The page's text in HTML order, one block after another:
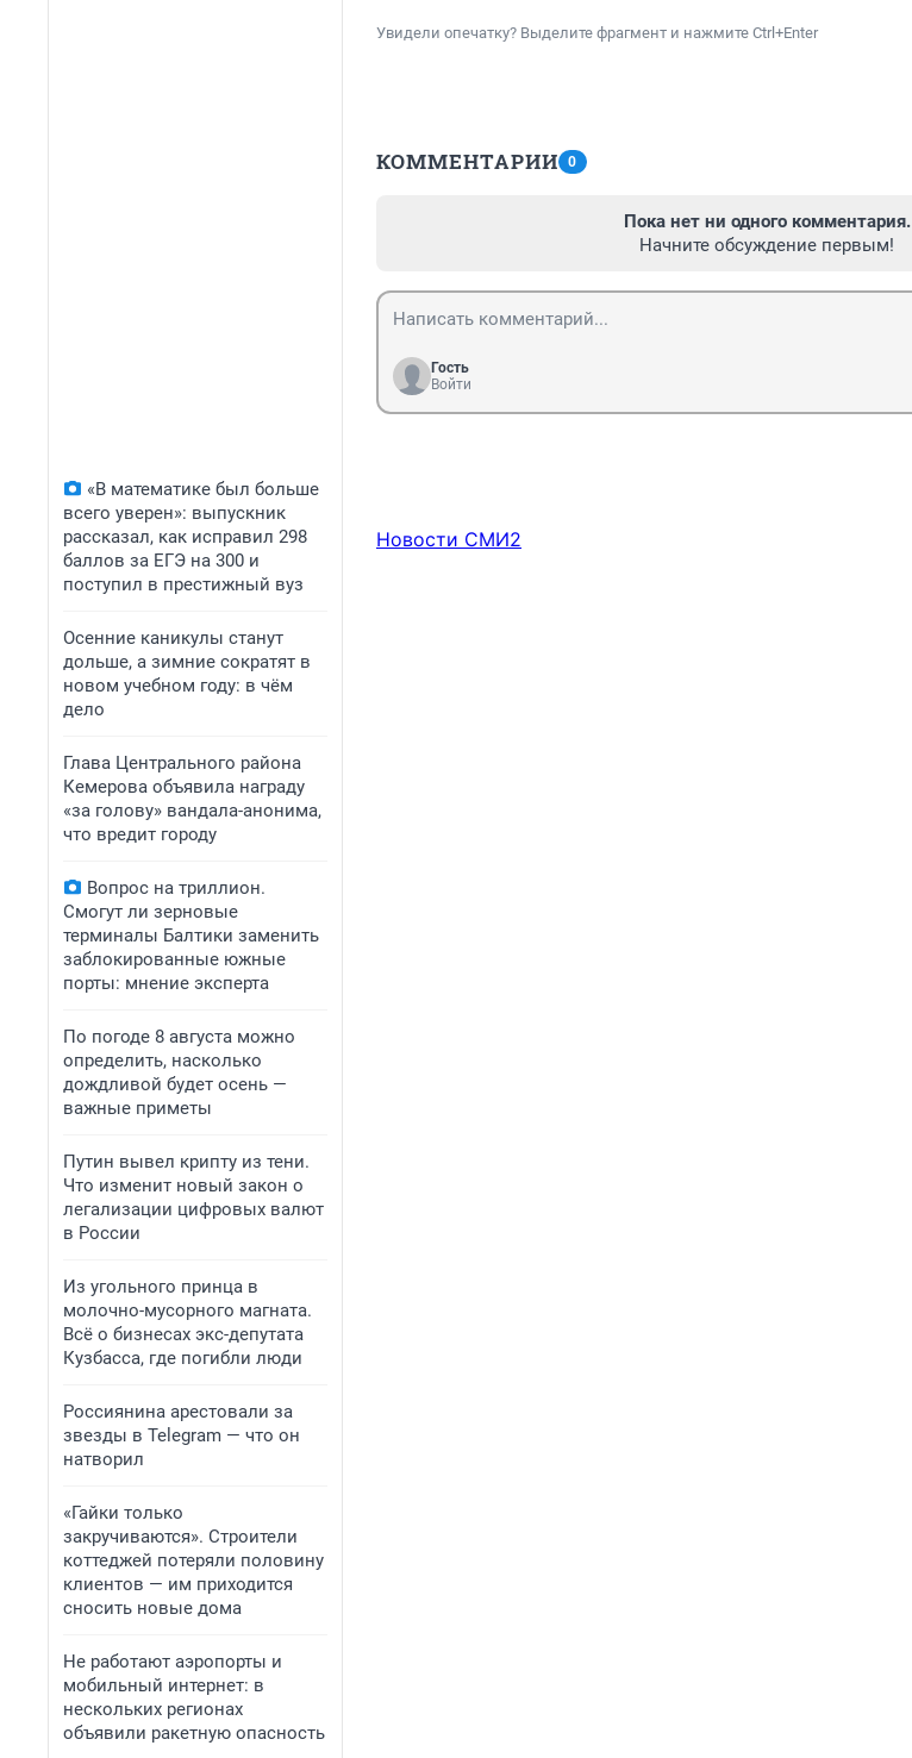
«В математике был больше
всего уверен»: выпускник
рассказал, как исправил 298
баллов за ЕГЭ на 300 и
поступил в престижный вуз
Осенние каникулы станут
дольше, а зимние сократят в
новом учебном году: в чём
дело
Глава Центрального района
Кемерова объявила награду
«за голову» вандала-анонима,
что вредит городу
Вопрос на триллион.
Смогут ли зерновые
терминалы Балтики заменить
заблокированные южные
порты: мнение эксперта
По погоде 8 августа можно
определить, насколько
дождливой будет осень —
важные приметы
Путин вывел крипту из тени.
Что изменит новый закон о
легализации цифровых валют
в России
Из угольного принца в
молочно-мусорного магната.
Всё о бизнесах экс-депутата
Кузбасса, где погибли люди
Россиянина арестовали за
звезды в Telegram — что он
натворил
«Гайки только
закручиваются». Строители
коттеджей потеряли половину
клиентов — им приходится
сносить новые дома
Не работают аэропорты и
мобильный интернет: в
нескольких регионах
объявили ракетную опасность
Увидели опечатку? Выделите фрагмент и нажмите Ctrl+Enter
КОММЕНТАРИИ 0
Пока нет ни одного комментария.
Начните обсуждение первым!
Гость
Войти
Новости СМИ2